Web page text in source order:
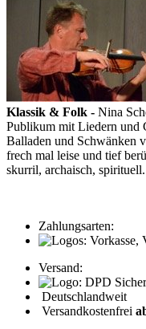
Klassik & Folk - Nina
Publikum mit Liedern und
Balladen und Schwänken
frech mal leise und tief
skurril, archaisch,
Zahlungsarten:
Versand:
Deutschlandweit
Versandkostenfrei